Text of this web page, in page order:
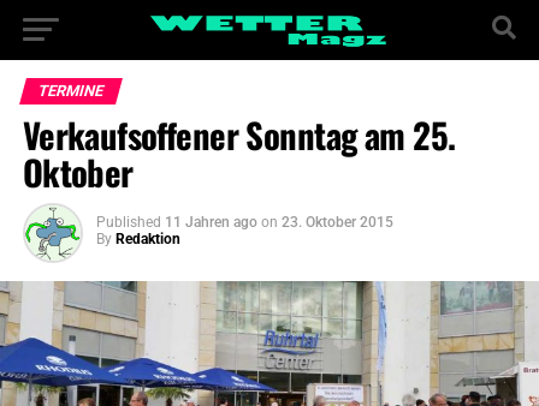
TERMINE
Verkaufsoffener Sonntag am 25.
Oktober
Published 11 Jahren ago on 23. Oktober 2015
By Redaktion